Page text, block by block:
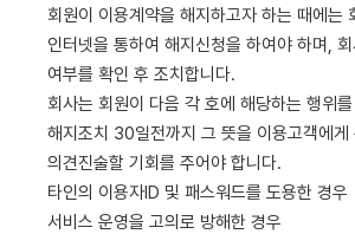
회원이 이용계약을 해지하고자 하는 때에는
인터넷을 통하여 해지신청을 하여야 하며,
여부를 확인 후 조치합니다.
회사는 회원이 다음 각 호에 해당하는 행위
해지조치 30일전까지 그 뜻을 이용고객에게
의견진술할 기회를 주어야 합니다.
타인의 이용자ID 및 패스워드를 도용한 경우
서비스 운영을 고의로 방해한 경우